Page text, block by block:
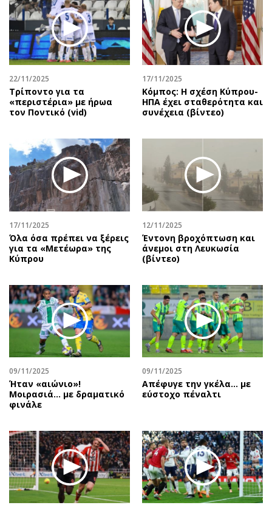
22/11/2025
Τρίποντο για τα
«περιστέρια» με ήρωα
τον Ποντικό (vid)
17/11/2025
Κόμπος: Η σχέση Κύπρου-
ΗΠΑ έχει σταθερότητα και
συνέχεια (βίντεο)
17/11/2025
Όλα όσα πρέπει να ξέρεις
για τα «Μετέωρα» της
Κύπρου
12/11/2025
Έντονη βροχόπτωση και
άνεμοι στη Λευκωσία
(βίντεο)
09/11/2025
Ήταν «αιώνιο»!
Μοιρασιά… με δραματικό
φινάλε
09/11/2025
Aπέφυγε την γκέλα... με
εύστοχο πέναλτι